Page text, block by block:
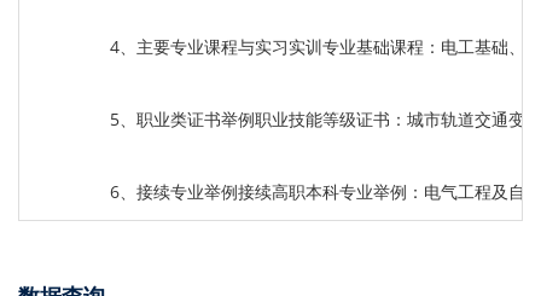
4、主要专业课程与实习实训专业基础课程：电工基础、
5、职业类证书举例职业技能等级证书：城市轨道交通变
6、接续专业举例接续高职本科专业举例：电气工程及自